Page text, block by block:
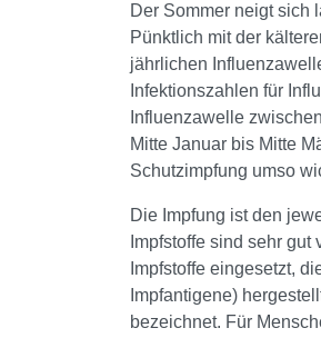
Der Sommer neigt sich
Pünktlich mit der
jährlichen
Infektionszahlen für
Influenzawelle
Mitte Januar bis Mitte
Schutzimpfung umso
Die Impfung ist den
Impfstoffe sind sehr
Impfstoffe eingesetzt,
Impfantigene)
bezeichnet. Für